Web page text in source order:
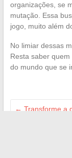
organizações, se
mutação. Essa
jogo, muito além
No limiar dessas
Resta saber
do mundo que se
← Transforme a